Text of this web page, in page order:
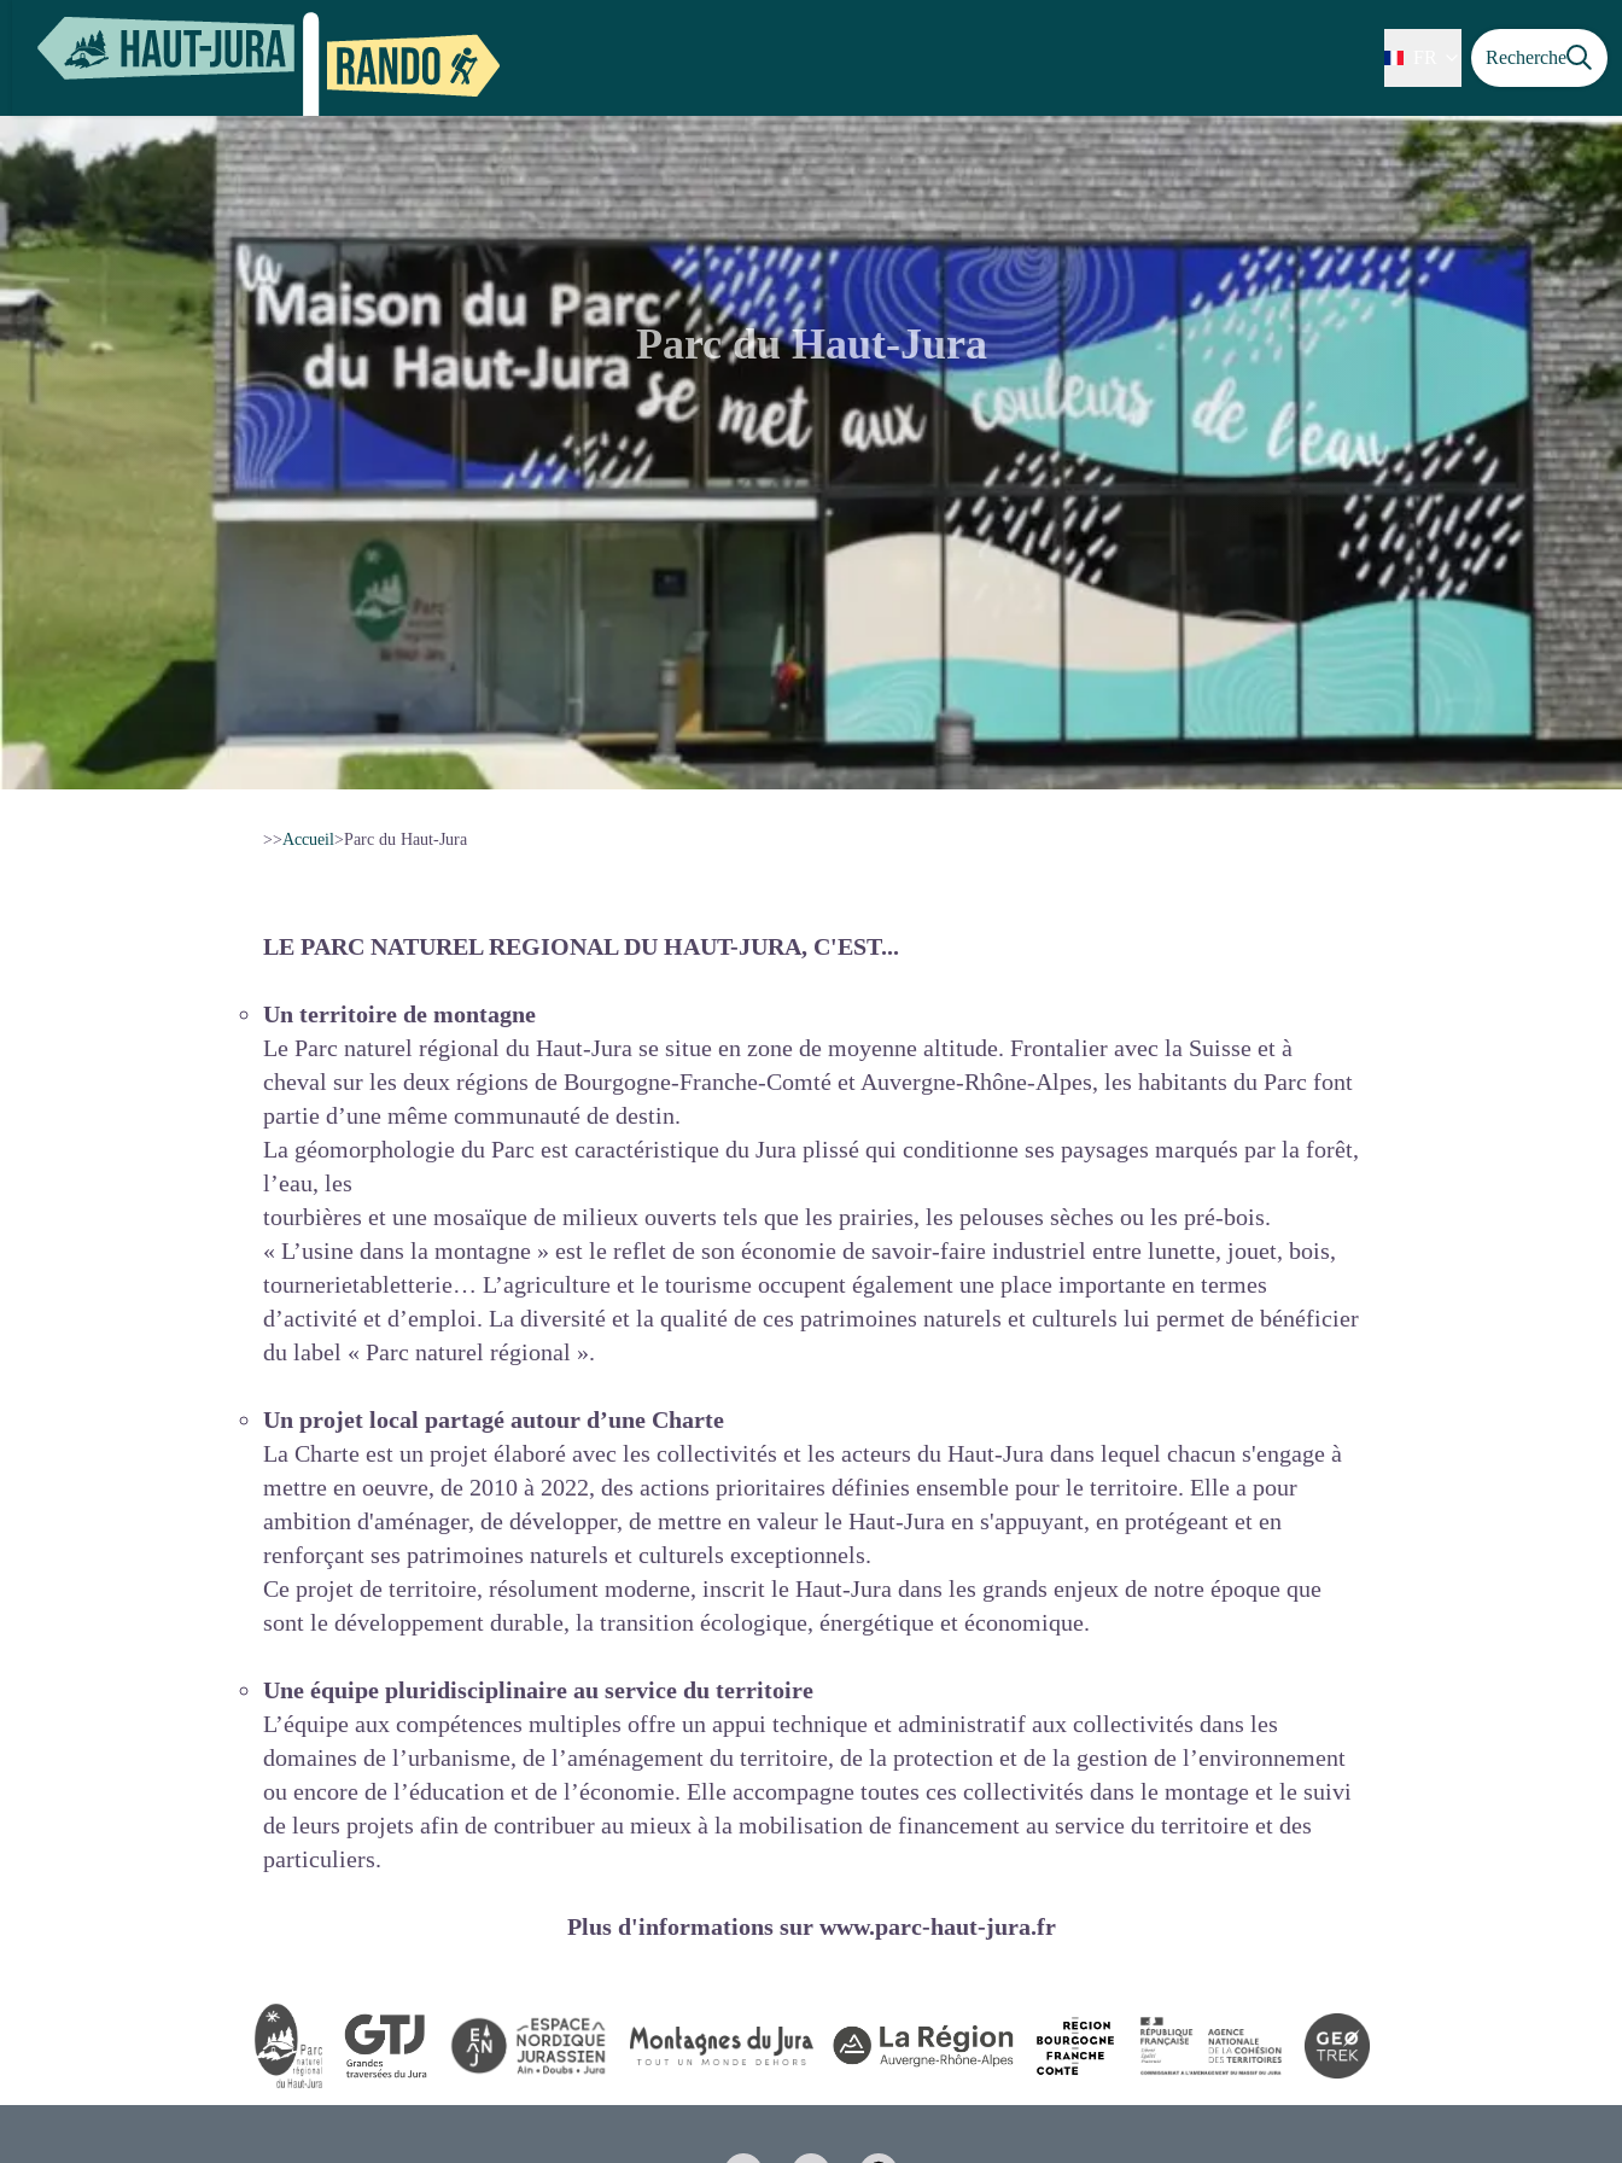
Recherche
Parc du Haut-Jura
>>Accueil>Parc du Haut-Jura
LE PARC NATUREL REGIONAL DU HAUT-JURA, C'EST...
Un territoire de montagne
Le Parc naturel régional du Haut-Jura se situe en zone de moyenne altitude. Frontalier avec la Suisse et à
cheval sur les deux régions de Bourgogne-Franche-Comté et Auvergne-Rhône-Alpes, les habitants du Parc font
partie d’une même communauté de destin.
La géomorphologie du Parc est caractéristique du Jura plissé qui conditionne ses paysages marqués par la forêt,
l’eau, les
tourbières et une mosaïque de milieux ouverts tels que les prairies, les pelouses sèches ou les pré-bois.
« L’usine dans la montagne » est le reflet de son économie de savoir-faire industriel entre lunette, jouet, bois,
tournerietabletterie… L’agriculture et le tourisme occupent également une place importante en termes
d’activité et d’emploi. La diversité et la qualité de ces patrimoines naturels et culturels lui permet de bénéficier
du label « Parc naturel régional ».
Un projet local partagé autour d’une Charte
La Charte est un projet élaboré avec les collectivités et les acteurs du Haut-Jura dans lequel chacun s'engage à
mettre en oeuvre, de 2010 à 2022, des actions prioritaires définies ensemble pour le territoire. Elle a pour
ambition d'aménager, de développer, de mettre en valeur le Haut-Jura en s'appuyant, en protégeant et en
renforçant ses patrimoines naturels et culturels exceptionnels.
Ce projet de territoire, résolument moderne, inscrit le Haut-Jura dans les grands enjeux de notre époque que
sont le développement durable, la transition écologique, énergétique et économique.
Une équipe pluridisciplinaire au service du territoire
L’équipe aux compétences multiples offre un appui technique et administratif aux collectivités dans les
domaines de l’urbanisme, de l’aménagement du territoire, de la protection et de la gestion de l’environnement
ou encore de l’éducation et de l’économie. Elle accompagne toutes ces collectivités dans le montage et le suivi
de leurs projets afin de contribuer au mieux à la mobilisation de financement au service du territoire et des
particuliers.
Plus d'informations sur www.parc-haut-jura.fr